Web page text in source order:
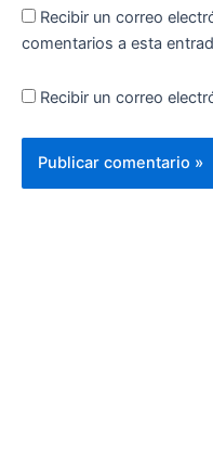
Recibir un correo
comentarios a esta
Recibir un correo